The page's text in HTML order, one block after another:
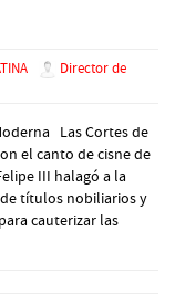
Director de
Las Cortes de
el canto de cisne de
III halagó a la
títulos nobiliarios y
cauterizar las